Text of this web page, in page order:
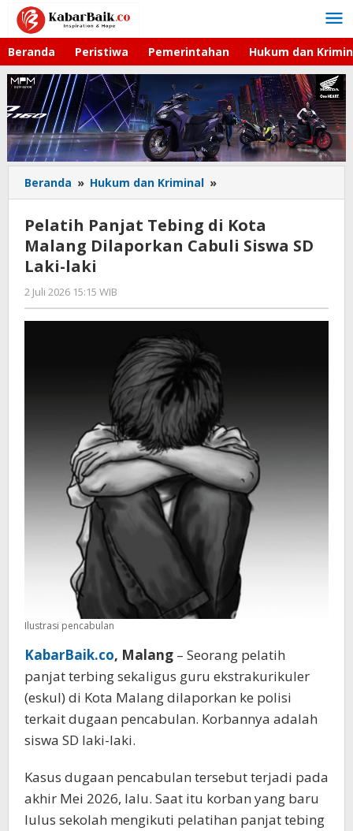
Lewati
konten
Beranda Peristiwa Pemerintahan Hukum dan
Beranda » Hukum dan Kriminal »
Panjat
Tebing
di
Kota
laki
Pelatih Panjat Tebing di Kota
Malang Dilaporkan Cabuli Siswa SD
Laki-laki
2 Juli 2026 15:15 WIB
Imam
WD
Ilustrasi pencabulan
KabarBaik.co, Malang – Seorang pelatih
panjat terbing sekaligus guru ekstrakurikuler
(eskul) di Kota Malang dilaporkan ke polisi
terkait dugaan pencabulan. Korbannya adalah
siswa SD laki-laki.
Kasus dugaan pencabulan tersebut terjadi pada
akhir Mei 2026, lalu. Saat itu korban yang baru
lulus sekolah mengikuti pelatihan panjat tebing